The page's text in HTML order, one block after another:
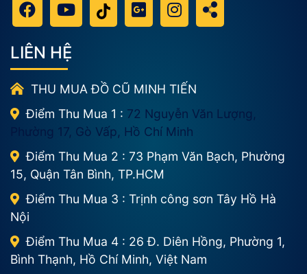
LIÊN HỆ
THU MUA ĐỒ CŨ MINH TIẾN
Điểm Thu Mua 1 : 72 Nguyễn Văn Lượng,
Phường 17, Gò Vấp, Hồ Chí Minh
Điểm Thu Mua 2 : 73 Phạm Văn Bạch, Phường
15, Quận Tân Bình, TP.HCM
Điểm Thu Mua 3 : Trịnh công sơn Tây Hồ Hà
Nội
Điểm Thu Mua 4 : 26 Đ. Diên Hồng, Phường 1,
Bình Thạnh, Hồ Chí Minh, Việt Nam